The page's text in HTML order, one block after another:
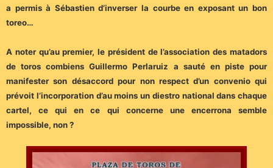
a permis à Sébastien d’inverser la courbe en exposant un bon
toreo…
A noter qu’au premier, le président de l’association des matadors
de toros combiens Guillermo Perlaruiz a sauté en piste pour
manifester son désaccord pour non respect d’un convenio qui
prévoit l’incorporation d’au moins un diestro national dans chaque
cartel, ce qui en ce qui concerne une encerrona semble
impossible, non ?